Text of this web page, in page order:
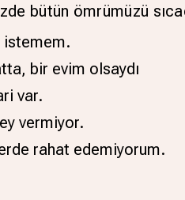
bütün ömrümüzü
istemem.
bir evim olsaydı
var.
vermiyor.
rahat edemiyorum.